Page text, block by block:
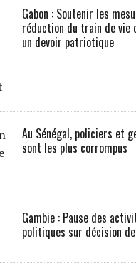
Gabon : Soutenir les
réduction du train de vie
un devoir patriotique
Au Sénégal, policiers et
sont les plus corrompus
Gambie : Pause des
politiques sur décision